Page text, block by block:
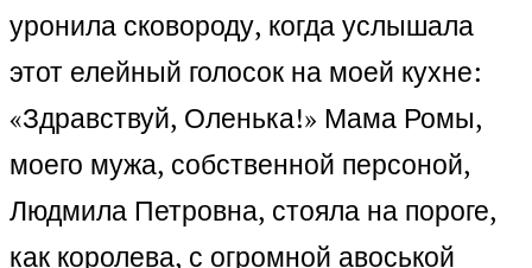
уронила сковороду, когда услышала
этот елейный голосок на моей кухне:
«Здравствуй, Оленька!» Мама Ромы,
моего мужа, собственной персоной,
Людмила Петровна, стояла на пороге,
как королева, с огромной авоськой